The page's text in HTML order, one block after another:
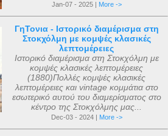
Jan-07 - 2025 | More ->
ΓηΤονια - Ιστορικό διαμέρισμα στη
Στοκχόλμη με κομψές κλασικές
λεπτομέρειες
Ιστορικό διαμέρισμα στη Στοκχόλμη με
κομψές κλασικές λεπτομέρειες
(1880)Πολλές κομψές κλασικές
λεπτομέρειες και vintage κομμάτια στο
εσωτερικό αυτού του διαμερίσματος στο
κέντρο της Στοκχόλμης μας...
Dec-03 - 2024 | More ->